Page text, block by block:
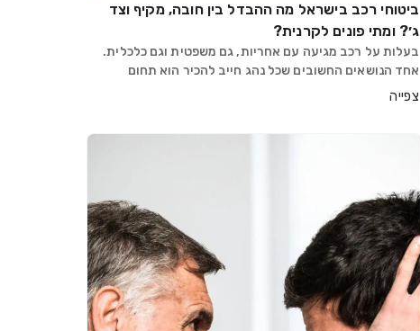
ביטוחי רכב בישראל מה ההבדל בין חובה, מקיף וצד
ג׳? ומתי פונים לקרנית?
בעלות על רכב מגיעה עם אחריות, גם משפטית וגם כלכלית.
אחד הנושאים החשובים שכל נהג חייב להכיר הוא תחום
ביטוחי הרכב: איזה ביטוח מכסה מה? מה החוק מחייב? ומה
צפייה